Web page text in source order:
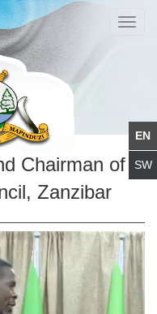
Chairman of
Zanzibar